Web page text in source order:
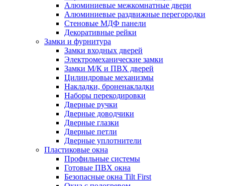
Алюминиевые межкомнатные двери
Алюминиевые раздвижные перегородки
Стеновые МДФ панели
Декоративные рейки
Замки и фурнитура
Замки входных дверей
Электромеханические замки
Замки М/К и ПВХ дверей
Цилиндровые механизмы
Накладки, броненакладки
Наборы перекодировки
Дверные ручки
Дверные доводчики
Дверные глазки
Дверные петли
Дверные уплотнители
Пластиковые окна
Профильные системы
Готовые ПВХ окна
Безопасные окна Tilt First